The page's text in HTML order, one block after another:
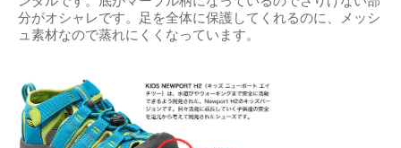
分がオシャレです。足を全体に保護してくれるのに、メッシ
ュ素材なので蒸れにくくなっています。